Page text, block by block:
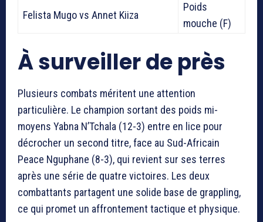
Felista Mugo vs Annet Kiiza
Poids
mouche (F)
À surveiller de près
Plusieurs combats méritent une attention
particulière. Le champion sortant des poids mi-
moyens Yabna N’Tchala (12-3) entre en lice pour
décrocher un second titre, face au Sud-Africain
Peace Nguphane (8-3), qui revient sur ses terres
après une série de quatre victoires. Les deux
combattants partagent une solide base de grappling,
ce qui promet un affrontement tactique et physique.